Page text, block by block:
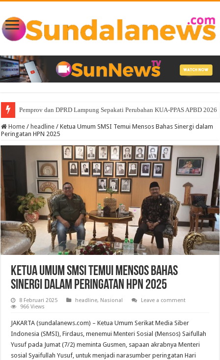
Pemprov dan DPRD Lampung Sepakati Perubahan KUA-PPAS APBD 2026
Home / headline / Ketua Umum SMSI Temui Mensos Bahas Sinergi dalam
Peringatan HPN 2025
Ketua Umum SMSI Temui Mensos Bahas
Sinergi dalam Peringatan HPN 2025
8 Februari 2025 headline, Nasional
Leave a comment
966 Views
JAKARTA (sundalanews.com) – Ketua Umum Serikat Media Siber
Indonesia (SMSI), Firdaus, menemui Menteri Sosial (Mensos) Saifullah
Yusuf pada Jumat (7/2) meminta Gusmen, sapaan akrabnya Menteri
sosial Syaifullah Yusuf, untuk menjadi narasumber peringatan Hari